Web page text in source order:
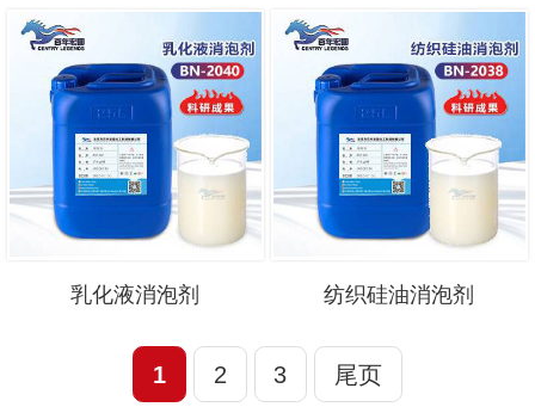
乳化液消泡剂 纺织硅油消泡剂
1 2 3 尾页